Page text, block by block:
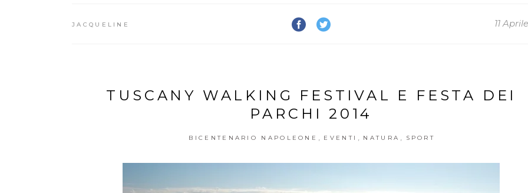
JACQUELINE 11
TUSCANY WALKING FESTIVAL E FESTA DEI
PARCHI 2014
BICENTENARIO NAPOLEONE , EVENTI , NATURA , SPORT